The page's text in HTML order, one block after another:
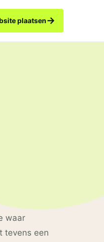
plaatsen→
waar
tevens een